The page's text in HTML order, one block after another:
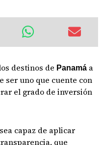
destinos de Panamá a
ser uno que cuente con
el grado de inversión
capaz de aplicar
que